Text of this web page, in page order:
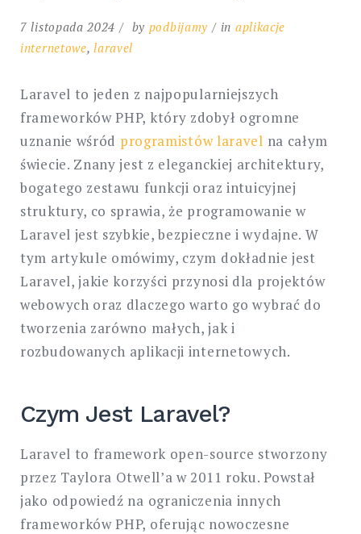
7 listopada 2024 by podbijamy in aplikacje
internetowe,laravel
Laravel to jeden z najpopularniejszych
frameworków PHP, który zdobył ogromne
uznanie wśród programistów laravel na całym
świecie. Znany jest z eleganckiej architektury,
bogatego zestawu funkcji oraz intuicyjnej
struktury, co sprawia, że programowanie w
Laravel jest szybkie, bezpieczne i wydajne. W
tym artykule omówimy, czym dokładnie jest
Laravel, jakie korzyści przynosi dla projektów
webowych oraz dlaczego warto go wybrać do
tworzenia zarówno małych, jak i
rozbudowanych aplikacji internetowych.
Czym Jest Laravel?
Laravel to framework open-source stworzony
przez Taylora Otwell’a w 2011 roku. Powstał
jako odpowiedź na ograniczenia innych
frameworków PHP, oferując nowoczesne